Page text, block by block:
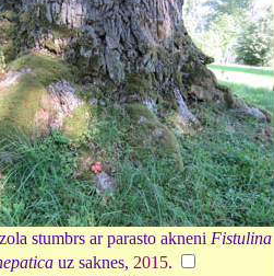
stumbrs ar parasto akneni Fistulina
uz saknes, 2015.